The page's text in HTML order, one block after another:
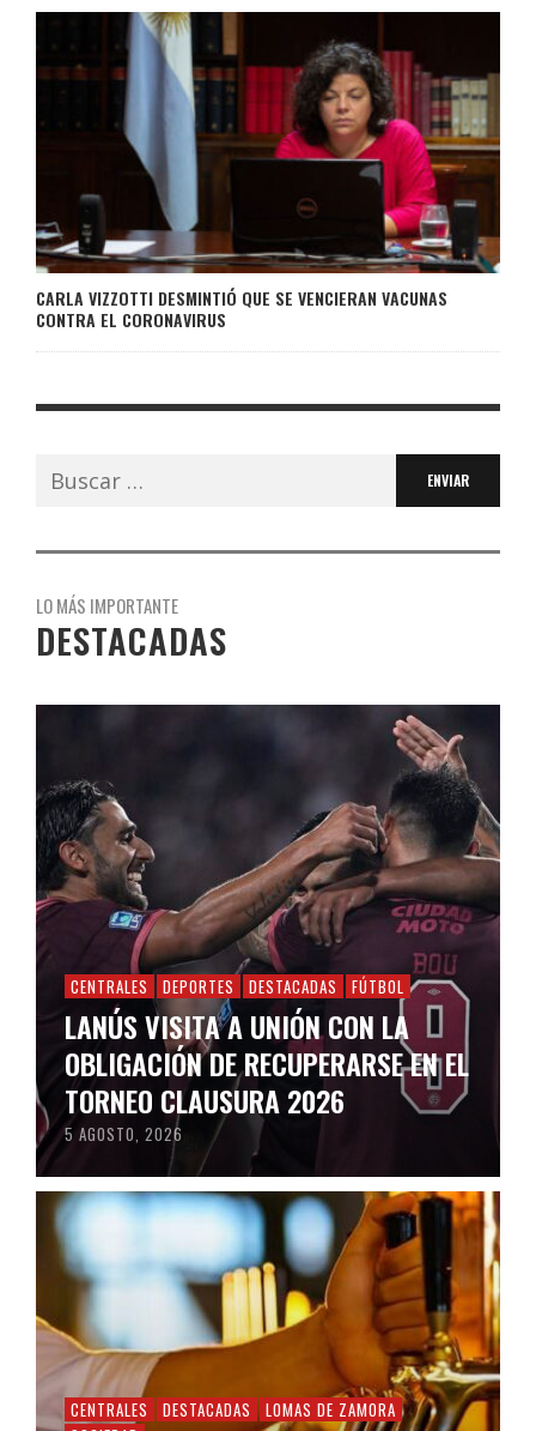
CARLA VIZZOTTI DESMINTIÓ QUE SE VENCIERAN VACUNAS
CONTRA EL CORONAVIRUS
Buscar:
LO MÁS IMPORTANTE
DESTACADAS
CENTRALES DEPORTES DESTACADAS FÚTBOL
LANÚS VISITA A UNIÓN CON LA
OBLIGACIÓN DE RECUPERARSE EN EL
TORNEO CLAUSURA 2026
5 AGOSTO, 2026
CENTRALES DESTACADAS
LOMAS DE ZAMORA